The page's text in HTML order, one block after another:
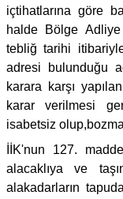
içtihatlarına göre
halde Bölge Adliye
tebliğ tarihi
adresi bulunduğu
karara karşı
karar verilmesi
isabetsiz
İİK'nun 127.
alacaklıya ve
alakadarların